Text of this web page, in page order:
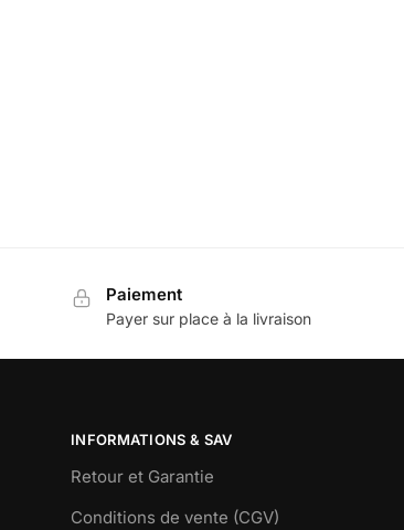
Paiement
Payer sur place à la livraison
INFORMATIONS & SAV
Retour et Garantie
Conditions de vente (CGV)